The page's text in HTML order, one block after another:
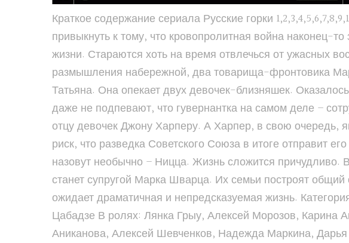
Краткое содержание сериала Русские горки
привыкнуть к тому, что кровопролитная война наконец-
жизни. Стараются хоть на время отвлечься от ужасных
размышления набережной, два товарища-фронтовика
Татьяна. Она опекает двух девочек-близняшек.
даже не подпевают, что гувернантка на самом деле –
отцу девочек Джону Харперу. А Харпер, в свою очередь,
риск, что разведка Советского Союза в итоге отправит
назовут необычно – Ницца. Жизнь сложится
станет супругой Марка Шварца. Их семьи построят
ожидает драматичная и непредсказуемая жизнь.
Цабадзе В ролях: Лянка Грыу, Алексей Морозов, Карина
Аниканова, Алексей Шевченков, Надежда Маркина,